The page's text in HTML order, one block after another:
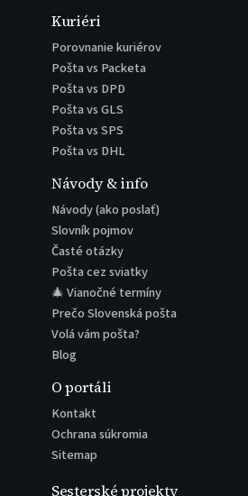
Kuriéri
Porovnanie kuriérov
Pošta vs Packeta
Pošta vs DPD
Pošta vs GLS
Pošta vs SPS
Pošta vs DHL
Návody & info
Návody (ako poslať)
Slovník pojmov
Časté otázky
Pošta cez sviatky
🎄 Vianočné termíny
Prečo Slovenská pošta
Volá vám pošta?
Blog
O portáli
Kontakt
Ochrana súkromia
Sitemap
Sesterské projekty